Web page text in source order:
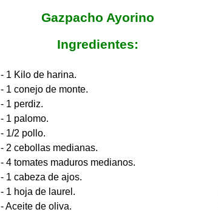
Gazpacho Ayorino
Ingredientes:
- 1 Kilo de harina.
- 1 conejo de monte.
- 1 perdiz.
- 1 palomo.
- 1/2 pollo.
- 2 cebollas medianas.
- 4 tomates maduros medianos.
- 1 cabeza de ajos.
- 1 hoja de laurel.
- Aceite de oliva.